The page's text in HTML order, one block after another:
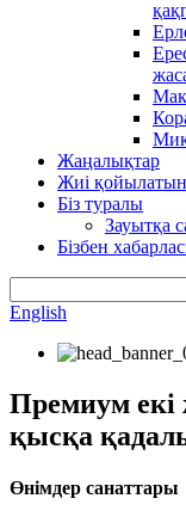
Жаңалықтар
Жиі қойылатын
Біз туралы
Зауытқа
Бізбен
English
Премиум екі
қысқа
Өнімдер санаттары